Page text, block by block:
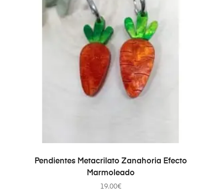
AÑADIR AL CARRITO
Pendientes Metacrilato Zanahoria Efecto
Marmoleado
19.00€